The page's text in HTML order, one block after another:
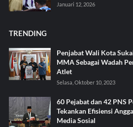
Januari 12, 2026
TRENDING
Penjabat Wali Kota
MMA Sebagai Wadah
Atlet
Selasa, Oktober 10, 2023
60 Pejabat dan 42 PNS
Tekankan Efisiensi
Media Sosial